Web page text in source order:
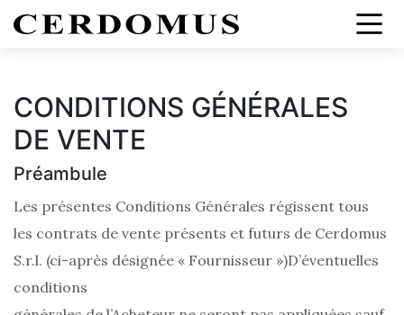
CONDITIONS GÉNÉRALES
DE VENTE
Préambule
Les présentes Conditions Générales régissent tous
les contrats de vente présents et futurs de Cerdomus
S.r.l. (ci-après désignée « Fournisseur »)D’éventuelles
conditions